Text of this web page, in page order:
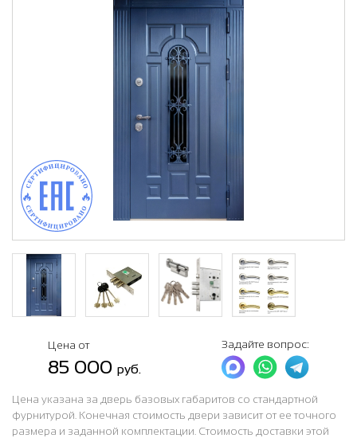
Цена от
85 000 руб.
Задайте вопрос:
Цена указана за дверь базовых габаритов со стандартной
фурнитурой. Конечная стоимость двери зависит от ее точного
размера и заданной комплектации. Стоимость доставки этой